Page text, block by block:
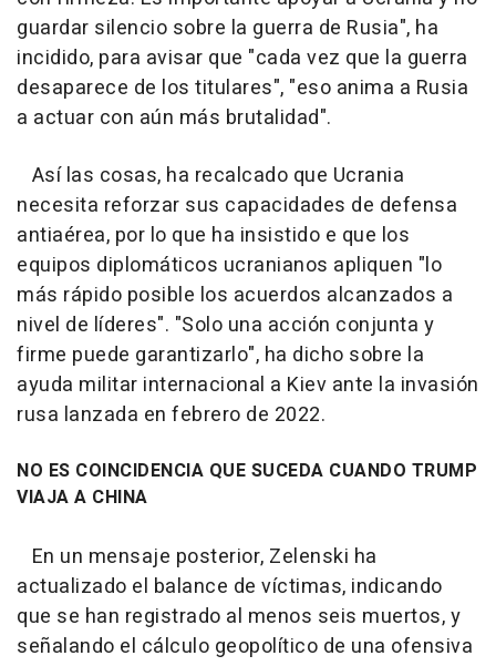
guardar silencio sobre la guerra de Rusia", ha
incidido, para avisar que "cada vez que la guerra
desaparece de los titulares", "eso anima a Rusia
a actuar con aún más brutalidad".
Así las cosas, ha recalcado que Ucrania
necesita reforzar sus capacidades de defensa
antiaérea, por lo que ha insistido e que los
equipos diplomáticos ucranianos apliquen "lo
más rápido posible los acuerdos alcanzados a
nivel de líderes". "Solo una acción conjunta y
firme puede garantizarlo", ha dicho sobre la
ayuda militar internacional a Kiev ante la invasión
rusa lanzada en febrero de 2022.
NO ES COINCIDENCIA QUE SUCEDA CUANDO TRUMP
VIAJA A CHINA
En un mensaje posterior, Zelenski ha
actualizado el balance de víctimas, indicando
que se han registrado al menos seis muertos, y
señalando el cálculo geopolítico de una ofensiva